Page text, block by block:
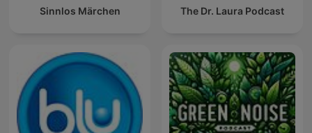
Sinnlos Märchen The Dr. Laura Podcast